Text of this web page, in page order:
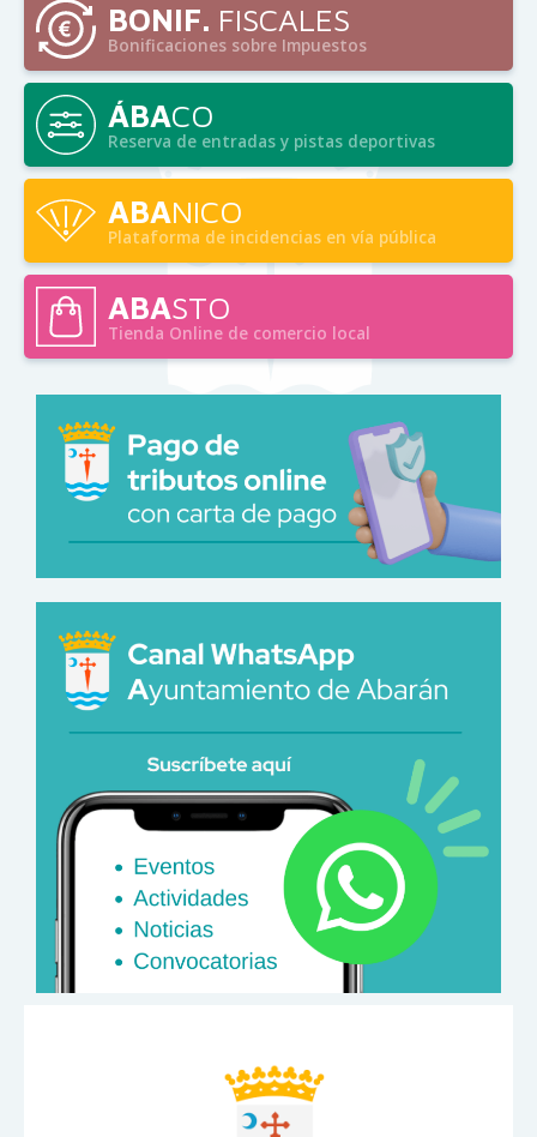
BONIF. FISCALES
Bonificaciones sobre Impuestos
ÁBACO
Reserva de entradas y pistas deportivas
ABANICO
Plataforma de incidencias en vía pública
ABASTO
Tienda Online de comercio local